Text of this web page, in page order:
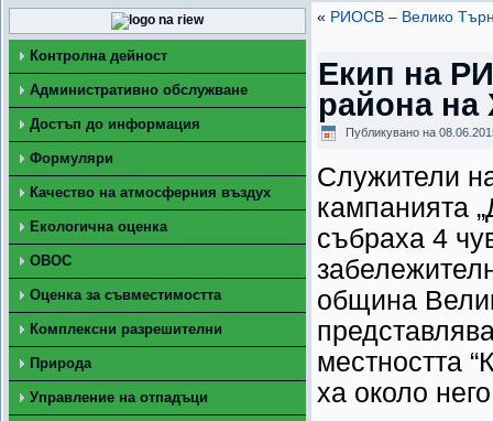
Контролна дейност
Административно обслужване
Достъп до информация
Формуляри
Качество на атмосферния въздух
Екологична оценка
ОВОС
Оценка за съвместимостта
Комплексни разрешителни
Природа
Управление на отпадъци
« РИОСВ – Велико
Екип на
района
Публикувано на
Служители
кампанията
събраха 4
община
местността
ха около